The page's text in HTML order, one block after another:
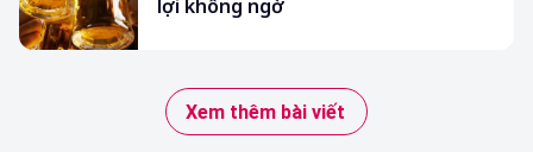
lợi không ngờ
Xem thêm bài viết